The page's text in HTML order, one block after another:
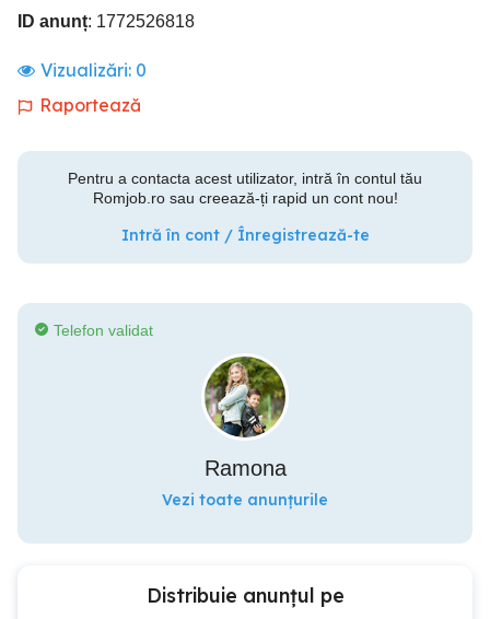
ID anunț: 1772526818
Vizualizări: 0
Raportează
Pentru a contacta acest utilizator, intră în contul tău
Romjob.ro sau creează-ți rapid un cont nou!
Intră în cont / Înregistrează-te
Telefon validat
Ramona
Vezi toate anunțurile
Distribuie anunțul pe